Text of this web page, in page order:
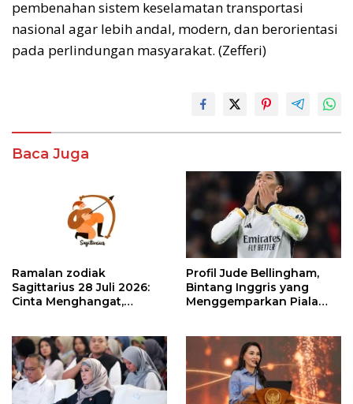
pembenahan sistem keselamatan transportasi
nasional agar lebih andal, modern, dan berorientasi
pada perlindungan masyarakat. (Zefferi)
Baca Juga
Ramalan zodiak
Sagittarius 28 Juli 2026:
Cinta Menghangat,
Profil Jude Bellingham,
Bintang Inggris yang
Menggemparkan Piala